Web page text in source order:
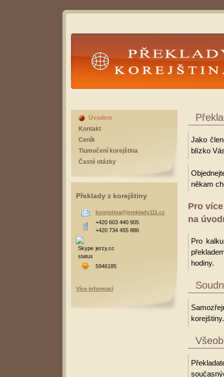
Překlady Korejština
Jako
blízko
někam
Pro
na
Pro
hodiny.
korejštiny.
Úvodem
Kontakt
Ceník
Tlumočení korejština
Časté otázky
Překlady z korejštiny
korejstina@preklady111.cz
+420 603 440 905
+420 734 455 886
jerzy.cc
5946185
Více informací